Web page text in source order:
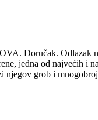
Doručak. Odlazak
jedna od najvećih i
njegov grob i